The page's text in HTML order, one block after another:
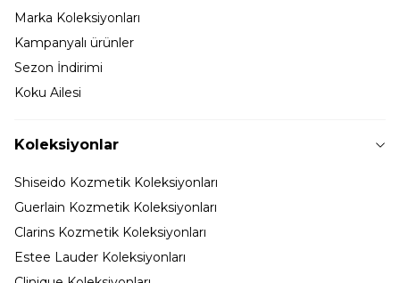
Marka Koleksiyonları
Kampanyalı ürünler
Sezon İndirimi
Koku Ailesi
Koleksiyonlar
Shiseido Kozmetik Koleksiyonları
Guerlain Kozmetik Koleksiyonları
Clarins Kozmetik Koleksiyonları
Estee Lauder Koleksiyonları